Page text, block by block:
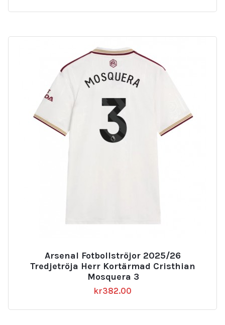
Arsenal Fotbollströjor 2025/26
Tredjetröja Herr Kortärmad Cristhian
Mosquera 3
kr382.00